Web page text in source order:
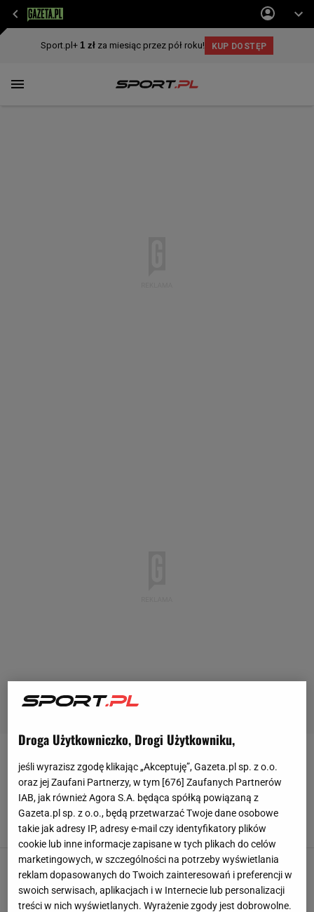
GRAND PRIX CHIN
Historyczny wyścig Formuły 1! Czekali 20 lat.
Tak wygląda klasyfikacja
Mateusz Gaweł,15 MARCA 2026, 11:55
19-latek pobił rekord F1! Należał do
czterokrotnego mistrza świata
Aleksander Bernard,14 MARCA 2026, 10:32
Droga Użytkowniczko, Drogi Użytkowniku,
jeśli wyrazisz zgodę klikając „Akceptuję”, Gazeta.pl sp. z o.o.
oraz jej Zaufani Partnerzy, w tym [676] Zaufanych Partnerów
IAB, jak również Agora S.A. będąca spółką powiązaną z
Gazeta.pl sp. z o.o., będą przetwarzać Twoje dane osobowe
takie jak adresy IP, adresy e-mail czy identyfikatory plików
cookie lub inne informacje zapisane w tych plikach do celów
marketingowych, w szczególności na potrzeby wyświetlania
reklam dopasowanych do Twoich zainteresowań i preferencji w
swoich serwisach, aplikacjach i w Internecie lub personalizacji
treści w nich wyświetlanych. Wyrażenie zgody jest dobrowolne.